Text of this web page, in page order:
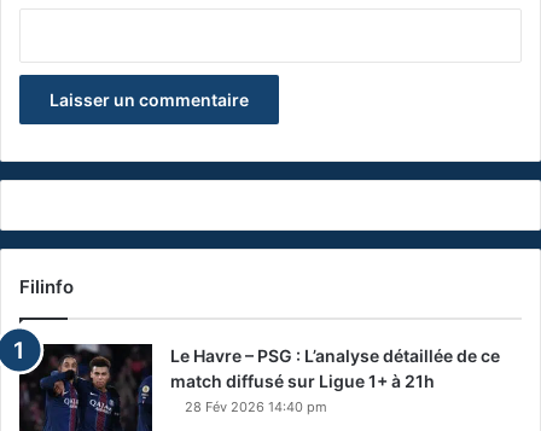
Filinfo
Le Havre – PSG : L’analyse détaillée de ce
match diffusé sur Ligue 1+ à 21h
28 Fév 2026 14:40 pm